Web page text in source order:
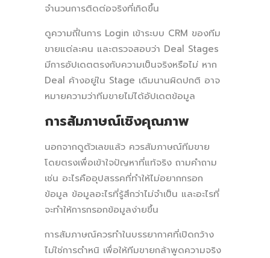
จำนวนการติดต่อจริงที่เกิดขึ้น
ดูความถี่ในการ Login เข้าระบบ CRM ของทีม
ขายแต่ละคน และตรวจสอบว่า Deal Stages
มีการอัปเดตตรงกับความเป็นจริงหรือไม่ หาก
Deal ค้างอยู่ใน Stage เดิมนานผิดปกติ อาจ
หมายความว่าทีมขายไม่ได้อัปเดตข้อมูล
การสัมภาษณ์เชิงคุณภาพ
นอกจากดูตัวเลขแล้ว ควรสัมภาษณ์ทีมขาย
โดยตรงเพื่อเข้าใจปัญหาที่แท้จริง ถามคำถาม
เช่น อะไรคืออุปสรรคที่ทำให้ไม่อยากกรอก
ข้อมูล ข้อมูลอะไรที่รู้สึกว่าไม่จำเป็น และอะไรที่
จะทำให้การกรอกข้อมูลง่ายขึ้น
การสัมภาษณ์ควรทำในบรรยากาศที่เปิดกว้าง
ไม่ใช่การตำหนิ เพื่อให้ทีมขายกล้าพูดความจริง